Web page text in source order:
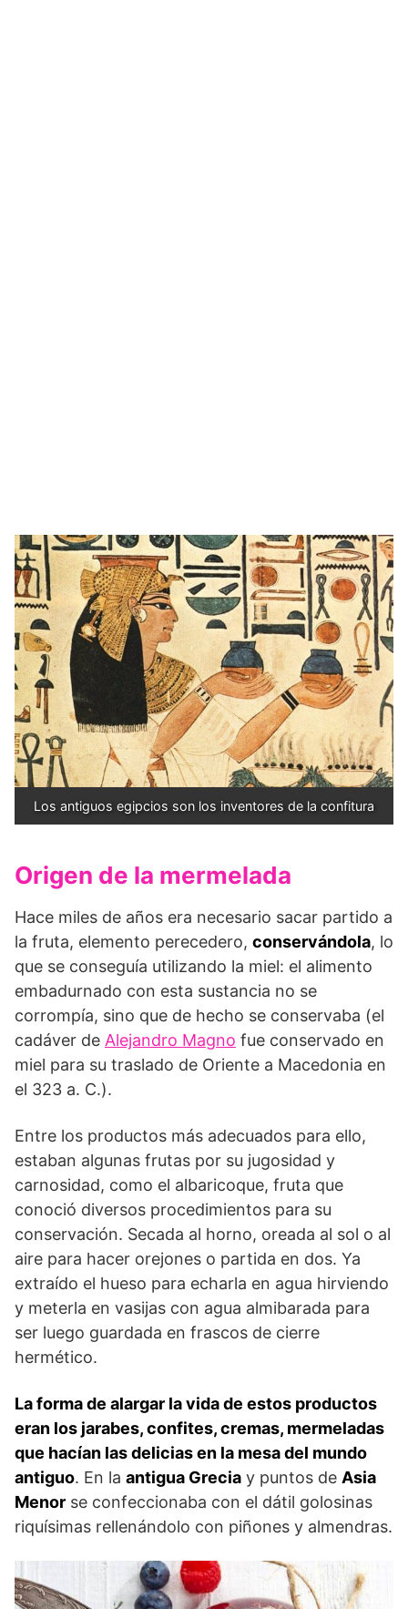
Los antiguos egipcios son los inventores de la confitura
Origen de la mermelada
Hace miles de años era necesario sacar partido a
la fruta, elemento perecedero, conservándola, lo
que se conseguía utilizando la miel: el alimento
embadurnado con esta sustancia no se
corrompía, sino que de hecho se conservaba (el
cadáver de Alejandro Magno fue conservado en
miel para su traslado de Oriente a Macedonia en
el 323 a. C.).
Entre los productos más adecuados para ello,
estaban algunas frutas por su jugosidad y
carnosidad, como el albaricoque, fruta que
conoció diversos procedimientos para su
conservación. Secada al horno, oreada al sol o al
aire para hacer orejones o partida en dos. Ya
extraído el hueso para echarla en agua hirviendo
y meterla en vasijas con agua almibarada para
ser luego guardada en frascos de cierre
hermético.
La forma de alargar la vida de estos productos
eran los jarabes, confites, cremas, mermeladas
que hacían las delicias en la mesa del mundo
antiguo. En la antigua Grecia y puntos de Asia
Menor se confeccionaba con el dátil golosinas
riquísimas rellenándolo con piñones y almendras.